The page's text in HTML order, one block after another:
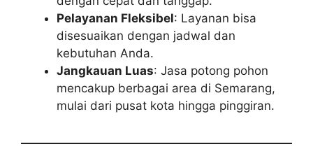
Pelayanan Fleksibel: Layanan bisa
disesuaikan dengan jadwal dan
kebutuhan Anda.
Jangkauan Luas: Jasa potong pohon
mencakup berbagai area di Semarang,
mulai dari pusat kota hingga pinggiran.